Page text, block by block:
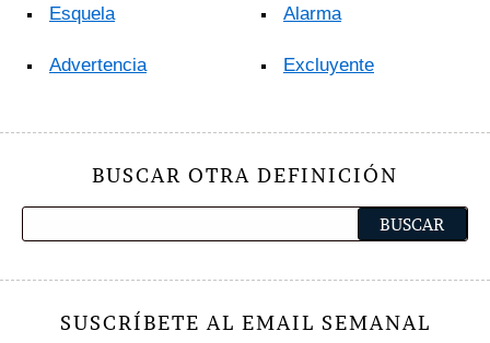
Esquela
Advertencia
Alarma
Excluyente
BUSCAR OTRA DEFINICIÓN
SUSCRÍBETE AL EMAIL SEMANAL